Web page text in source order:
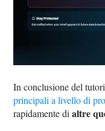
In conclusione del
principali a livello di
rapidamente dialtre